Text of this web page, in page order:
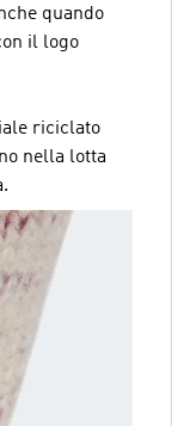
quando
il logo
riciclato
nella lotta